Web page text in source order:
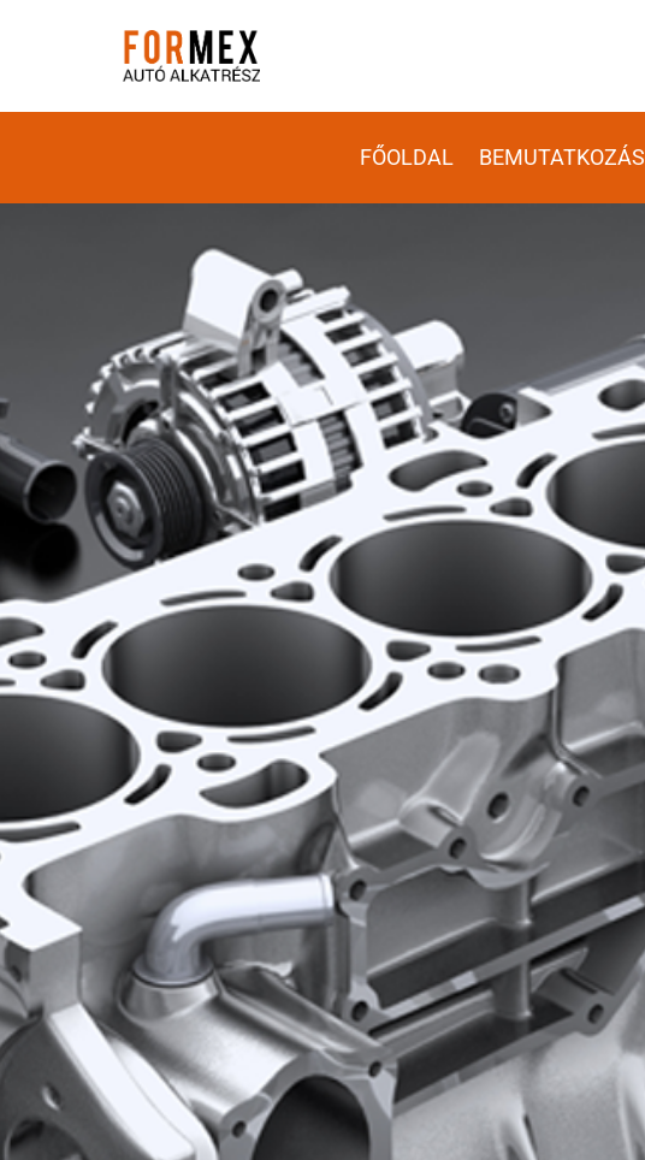
FŐOLDAL BEMUTATKOZÁS